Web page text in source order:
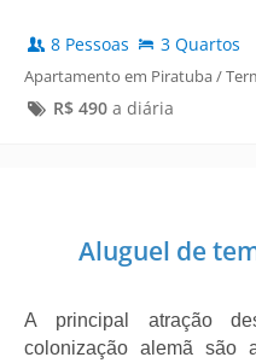
8 Pessoas 3 Quartos
Apartamento em Piratuba /
R$ 490a diária
Aluguel de
A principal atração
colonização alemã são